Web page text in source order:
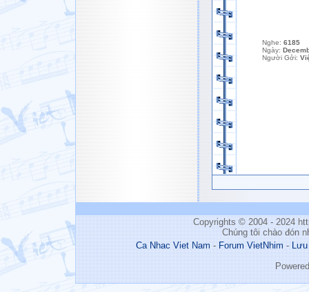
Nghe: 6185
Ngày:
Người Gởi:
Copyrights © 2004 - 2024
Chúng tôi chào đón
Ca Nhac Viet Nam-Forum VietNhim-